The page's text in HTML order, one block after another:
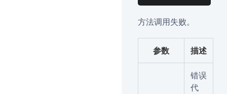
方法调用失败。
参数 描述
错误
代